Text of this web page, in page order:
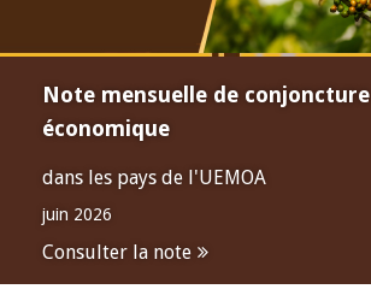
Note mensuelle de conjoncture
économique
dans les pays de l'UEMOA
juin 2026
Consulter la note